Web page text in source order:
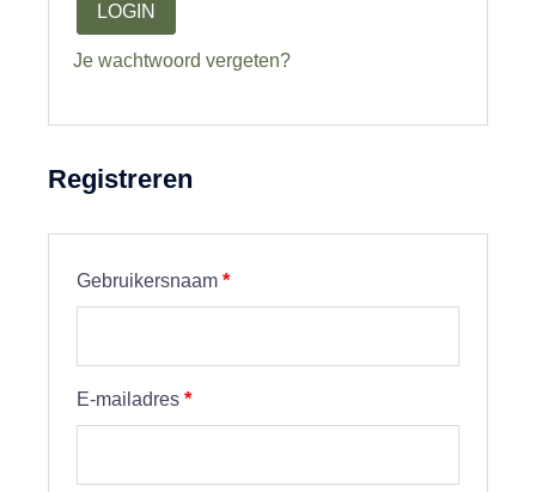
LOGIN
Je wachtwoord vergeten?
Registreren
Gebruikersnaam *Vereist
E-mailadres *Vereist